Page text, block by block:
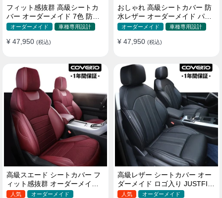
フィット感抜群 高級シートカ
バー オーダーメイド 7色 防水
レザー おしゃれ 全席セット
オーダーメイド 車種専用設計
¥ 47,950 (税込)
おしゃれ 高級シートカバー 防
水レザー オーダーメイド パン
チング加工 9色 全席セット
オーダーメイド 車種専用設計
¥ 47,950 (税込)
高級スエード シートカバー フ
ィット感抜群 オーダーメイド
耐久性 オシャレ 全席セット
人気
オーダーメイド
高級レザー シートカバー オー
ダーメイド ロゴ入り JUSTFIT
保証 耐摩耗性 全席セット
人気
オーダーメイド